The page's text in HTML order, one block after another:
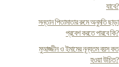
যাবে?
সন্তান পিতামাতার রুমে অনুমতি ছাড়া
প্রবেশ করতে পারবে কি?
মুআজ্জীন ও ইমামের নূন্যতম বয়স কত
হওয়া উচিত?